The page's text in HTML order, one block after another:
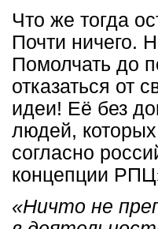
Что же тогда
Почти ничего.
Помолчать до
отказаться от
идеи! Её без
людей,
согласно
концепции
«Ничто не